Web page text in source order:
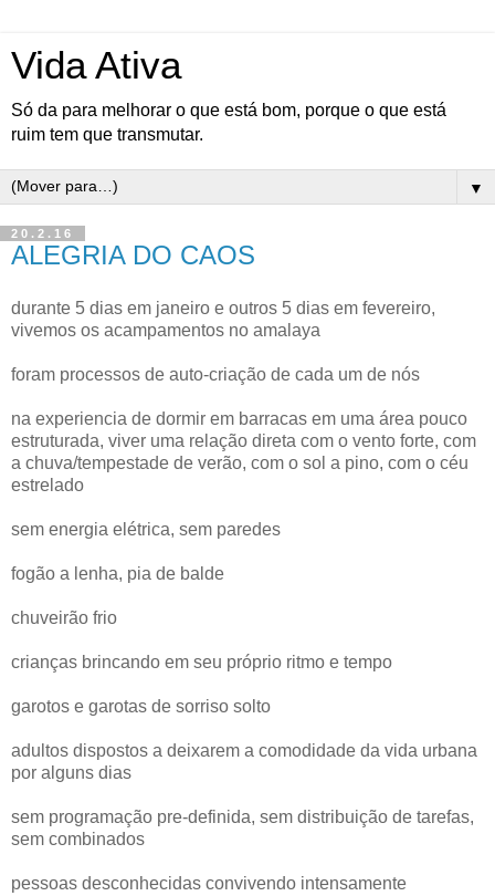
Vida Ativa
Só da para melhorar o que está bom, porque o que está
ruim tem que transmutar.
▼
20.2.16
ALEGRIA DO CAOS
durante 5 dias em janeiro e outros 5 dias em fevereiro,
vivemos os acampamentos no amalaya
foram processos de auto-criação de cada um de nós
na experiencia de dormir em barracas em uma área pouco
estruturada, viver uma relação direta com o vento forte, com
a chuva/tempestade de verão, com o sol a pino, com o céu
estrelado
sem energia elétrica, sem paredes
fogão a lenha, pia de balde
chuveirão frio
crianças brincando em seu próprio ritmo e tempo
garotos e garotas de sorriso solto
adultos dispostos a deixarem a comodidade da vida urbana
por alguns dias
sem programação pre-definida, sem distribuição de tarefas,
sem combinados
pessoas desconhecidas convivendo intensamente